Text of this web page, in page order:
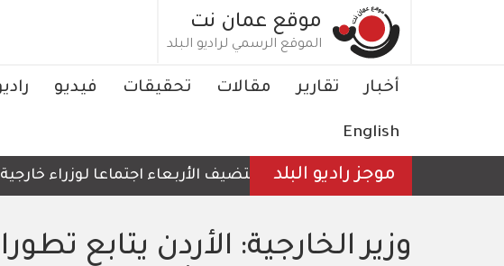
موقع عمان نت
الموقع الرسمي لراديو البلد
Main
أخبار تقارير مقالات تحقيقات فيديو
English
موجز راديو البلد
الأردن يستضيف الأربعاء اجتماعا لوزراء خارجية
وزير الخارجية: الأردن يتابع